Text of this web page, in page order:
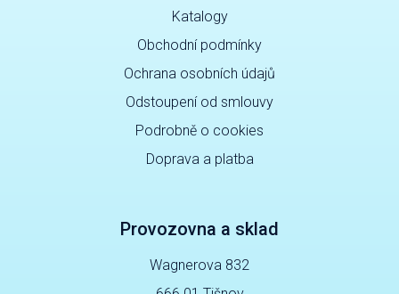
Katalogy
Obchodní podmínky
Ochrana osobních údajů
Odstoupení od smlouvy
Podrobně o cookies
Doprava a platba
Provozovna a sklad
Wagnerova 832